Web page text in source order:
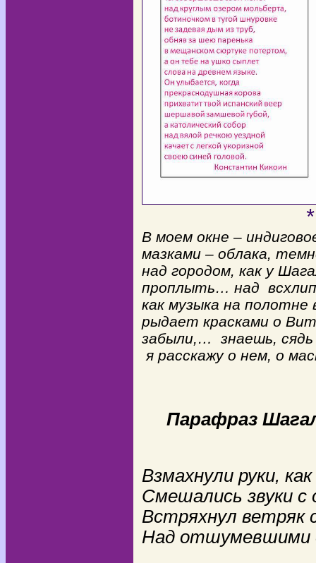
* * *
В моем окне –
мазками – облака,
над городом, как у
проплыть… над
как музыка на полотне
рыдает красками о
забыли,… знаешь, сядь
я расскажу о нем, о
Парафраз
Взмахнули руки,
Смешались звуки с
Встряхнул ветряк
Над отшумевшими